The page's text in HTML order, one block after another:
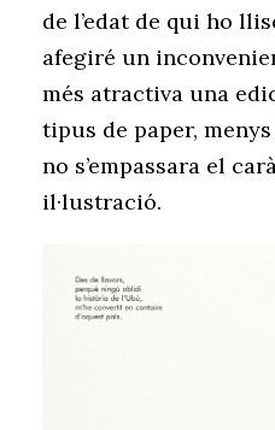
de l’edat de qui ho
afegiré un
més atractiva una
tipus de paper,
no s’empassara el
il·lustració.